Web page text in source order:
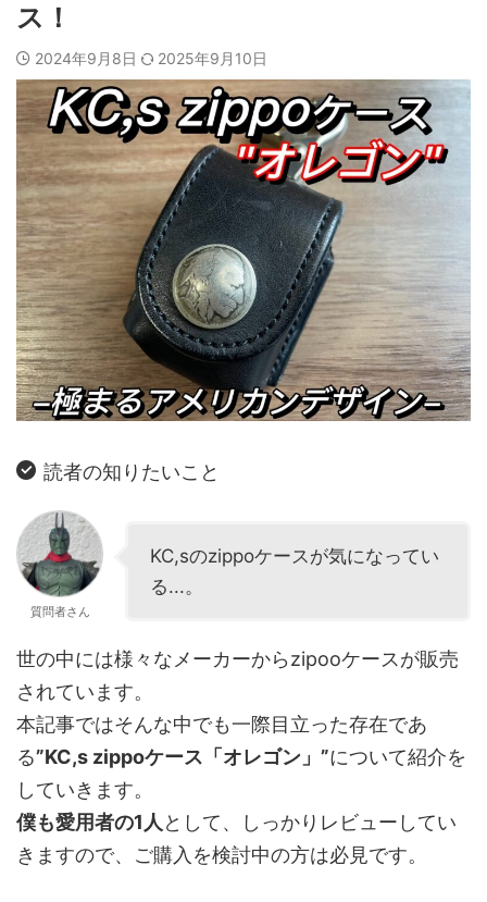
ス！
2024年9月8日 2025年9月10日
読者の知りたいこと
質問者さん
KC,sのzippoケースが気になってい
る...。
世の中には様々なメーカーからzipooケースが販売
されています。
本記事ではそんな中でも一際目立った存在であ
る”KC,s zippoケース「オレゴン」”について紹介を
していきます。
僕も愛用者の1人 として、しっかりレビューしてい
きますので、ご購入を検討中の方は必見です。